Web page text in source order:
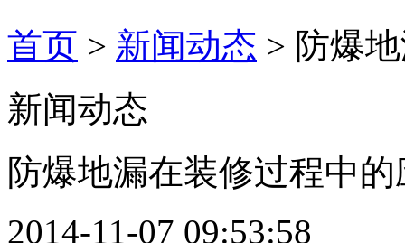
首页 > 新闻动态 > 防爆
新闻动态
防爆地漏在装修过程中的
2014-11-07 09:53:58